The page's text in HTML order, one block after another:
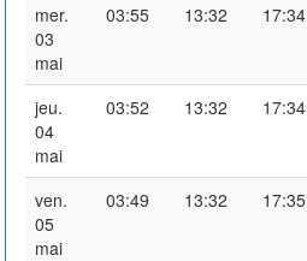
mer.
03
mai
03:55 13:32 17:34
jeu.
04
mai
03:52 13:32 17:34
ven.
05
mai
03:49 13:32 17:35